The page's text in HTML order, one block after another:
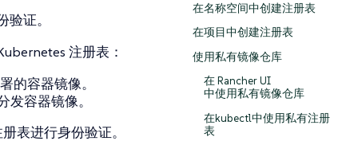
在名称空间中创建注册表
在项目中创建注册表
使用私有镜像仓库
在 Rancher UI
中使用私有镜像仓库
在kubectl中使用私有注册
表
证。
注册表：
的容器镜像。
容器镜像。
表进行身份验证。